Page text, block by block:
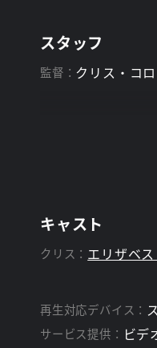
スタッフ
監督： クリス・コ
キャスト
クリス： エリザベ
再生対応デバイス：
サービス提供： ビデ